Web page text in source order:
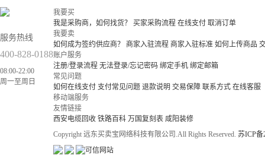
服务热线
400-828-0188
08:00-22:00
周一至周日
我要买
我是采购商，如何找货？
买家采购流程 在线支付 取消订单
我要卖
如何成为签约供应商？
商家入驻流程 商家入驻标准 如何上传商品
账户服务
注册/登录流程 无法登录/忘记密码 绑定手机 绑定邮箱
常见问题
如何在线支付 支付常见问题 退款说明 交易保障 联系方式 在线客服
移动端服务
友情链接
西安电缆回收 铁路百科 万国复刻表 咸阳装修
Copyright 远东买卖宝网络科技有限公司.All Rights Reserved. 苏ICP备